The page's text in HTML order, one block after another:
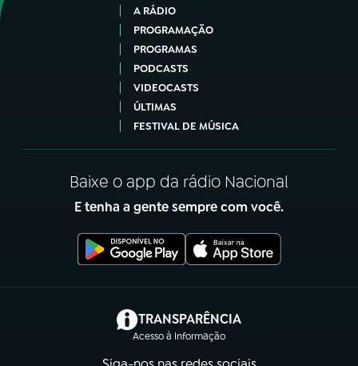
A RÁDIO
PROGRAMAÇÃO
PROGRAMAS
PODCASTS
VIDEOCASTS
ÚLTIMAS
FESTIVAL DE MÚSICA
Baixe o app da rádio Nacional
E tenha a gente sempre com você.
TRANSPARÊNCIA
Acesso à Informação
(abre em nova aba)